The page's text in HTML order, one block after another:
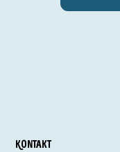
Kontakt